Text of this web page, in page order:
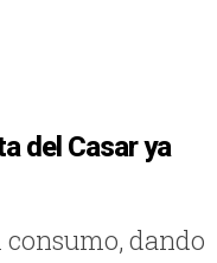
del Casar ya
dando